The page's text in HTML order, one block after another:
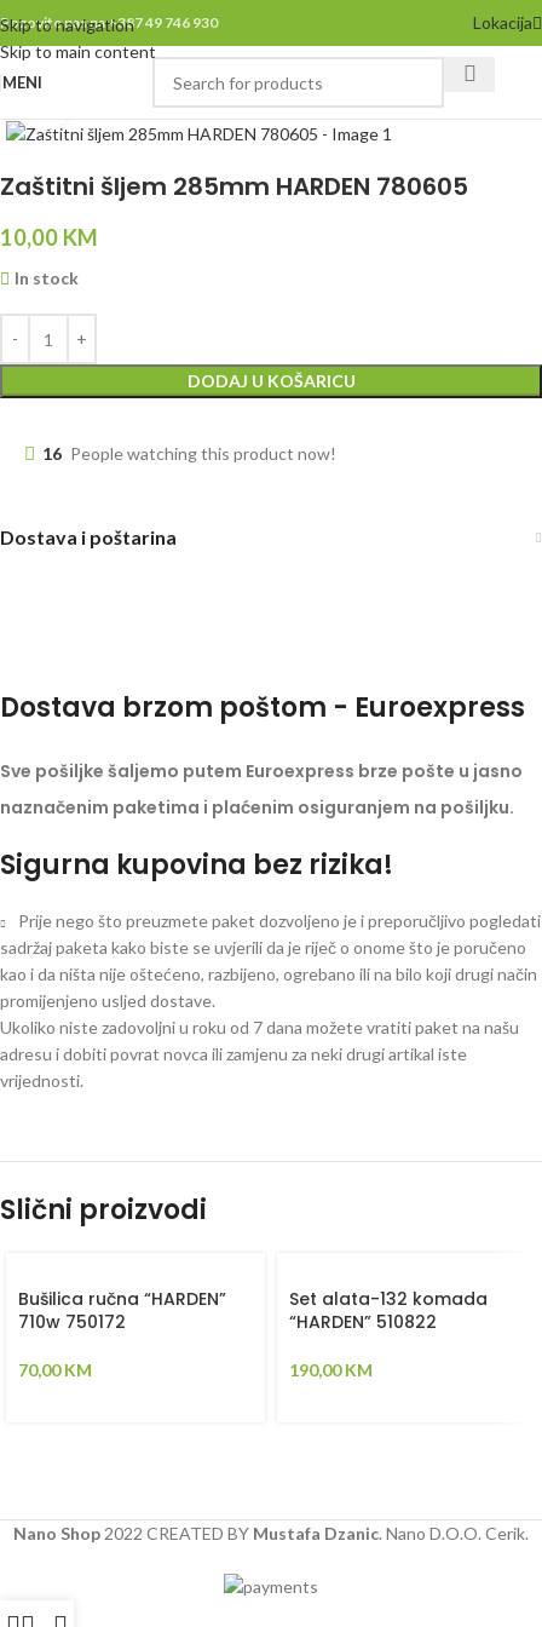
Skip to navigation
Skip to main content
Pozovite nas na +387 49 746 930 Lokacija
MENI
Click to enlarge
Zaštitni šljem 285mm HARDEN 780605
10,00 KM
In stock
DODAJ U KOŠARICU
16 People watching this product now!
Dostava i poštarina
Dostava brzom poštom - Euroexpress
Sve pošiljke šaljemo putem Euroexpress brze pošte u jasno
naznačenim paketima i plaćenim osiguranjem na pošiljku.
Sigurna kupovina bez rizika!
Prije nego što preuzmete paket dozvoljeno je i preporučljivo pogledati
sadržaj paketa kako biste se uvjerili da je riječ o onome što je poručeno
kao i da ništa nije oštećeno, razbijeno, ogrebano ili na bilo koji drugi način
promijenjeno usljed dostave.
Ukoliko niste zadovoljni u roku od 7 dana možete vratiti paket na našu
adresu i dobiti povrat novca ili zamjenu za neki drugi artikal iste
vrijednosti.
Slični proizvodi
Bušilica ručna “HARDEN”
710w 750172
70,00KM
Set alata-132 komada
“HARDEN” 510822
190,00KM
Nano Shop2022 CREATED BY Mustafa Dzanic. Nano D.O.O. Cerik.